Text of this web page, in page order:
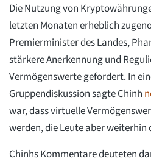
Die Nutzung von
letzten Monaten erheblich
Premierminister des Landes,
stärkere Anerkennung und
Vermögenswerte gefordert. In
Gruppendiskussion sagte Chinh
war, dass virtuelle
werden, die Leute aber weiterhin
Chinhs Kommentare deuteten